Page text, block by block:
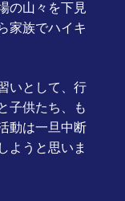
の山々を下見
家族でハイキ
いとして、行
子供たち、も
動は一旦中断
ようと思いま